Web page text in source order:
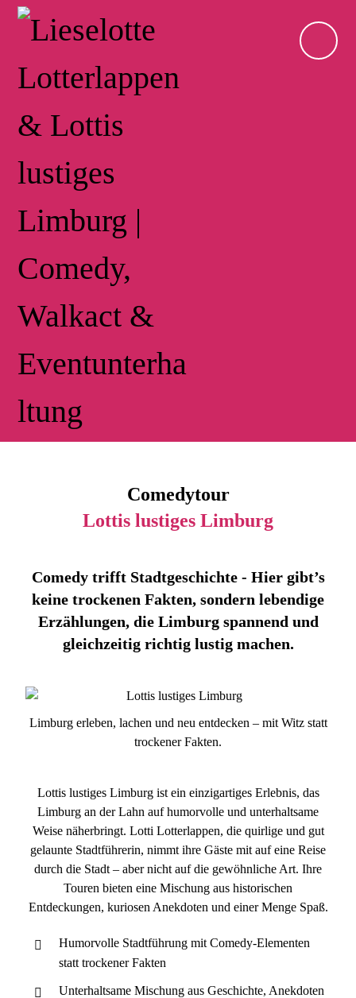
Comedytour
Lottis lustiges Limburg
Comedy trifft Stadtgeschichte - Hier gibt’s
keine trockenen Fakten, sondern lebendige
Erzählungen, die Limburg spannend und
gleichzeitig richtig lustig machen.
Limburg erleben, lachen und neu entdecken – mit Witz statt
trockener Fakten.
Lottis lustiges Limburg ist ein einzigartiges Erlebnis, das
Limburg an der Lahn auf humorvolle und unterhaltsame
Weise näherbringt. Lotti Lotterlappen, die quirlige und gut
gelaunte Stadtführerin, nimmt ihre Gäste mit auf eine Reise
durch die Stadt – aber nicht auf die gewöhnliche Art. Ihre
Touren bieten eine Mischung aus historischen
Entdeckungen, kuriosen Anekdoten und einer Menge Spaß.
Humorvolle Stadtführung mit Comedy-Elementen
statt trockener Fakten
Unterhaltsame Mischung aus Geschichte, Anekdoten